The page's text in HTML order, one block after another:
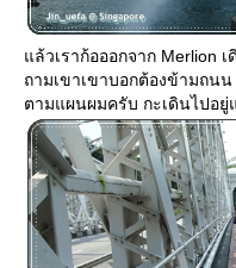
ล้วเราก้อออกจาก Merlion
ถามเขาเขาบอกต้องข้ามถน
ตามแผนผมครับ กะเดินไปอยู่